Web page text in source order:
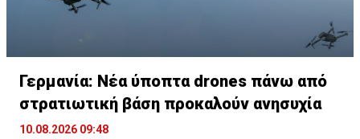
Γερμανία: Νέα ύποπτα drones πάνω από
στρατιωτική βάση προκαλούν ανησυχία
10.08.2026 09:48